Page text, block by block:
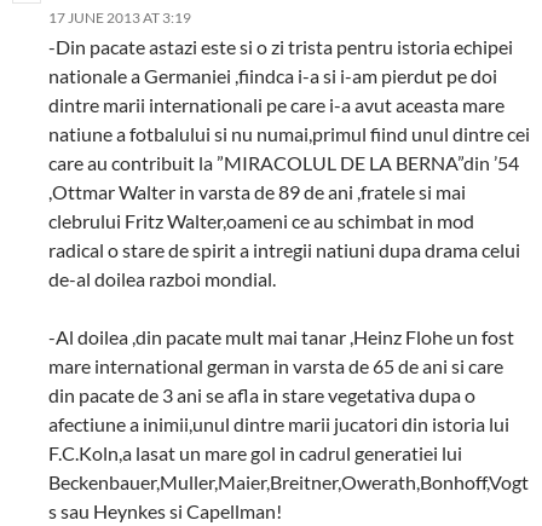
17 JUNE 2013 AT 3:19
-Din pacate astazi este si o zi trista pentru istoria echipei
nationale a Germaniei ,fiindca i-a si i-am pierdut pe doi
dintre marii internationali pe care i-a avut aceasta mare
natiune a fotbalului si nu numai,primul fiind unul dintre cei
care au contribuit la ”MIRACOLUL DE LA BERNA”din ’54
,Ottmar Walter in varsta de 89 de ani ,fratele si mai
clebrului Fritz Walter,oameni ce au schimbat in mod
radical o stare de spirit a intregii natiuni dupa drama celui
de-al doilea razboi mondial.
-Al doilea ,din pacate mult mai tanar ,Heinz Flohe un fost
mare international german in varsta de 65 de ani si care
din pacate de 3 ani se afla in stare vegetativa dupa o
afectiune a inimii,unul dintre marii jucatori din istoria lui
F.C.Koln,a lasat un mare gol in cadrul generatiei lui
Beckenbauer,Muller,Maier,Breitner,Owerath,Bonhoff,Vogt
s sau Heynkes si Capellman!